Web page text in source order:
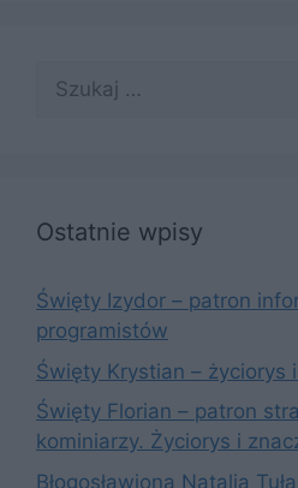
Ostatnie wpisy
Święty Izydor – patron
programistów
Święty Krystian – życiorys
Święty Florian – patron
kominiarzy. Życiorys i
Błogosławiona Natalia